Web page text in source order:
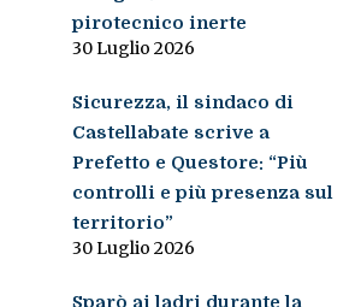
pirotecnico inerte
30 Luglio 2026
Sicurezza, il sindaco di
Castellabate scrive a
Prefetto e Questore: “Più
controlli e più presenza sul
territorio”
30 Luglio 2026
Sparò ai ladri durante la